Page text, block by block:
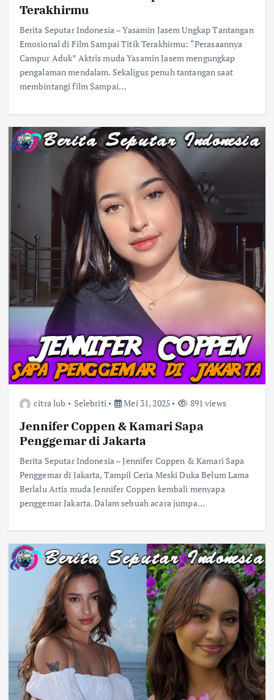
Terakhirmu
Berita Seputar Indonesia – Yasamin Jasem Ungkap Tantangan
Emosional di Film Sampai Titik Terakhirmu: “Perasaannya
Campur Aduk” Aktris muda Yasamin Jasem mengungkap
pengalaman mendalam. Sekaligus penuh tantangan saat
membintangi film Sampai…
citra lub Selebriti Mei 31, 2025 891 views
Jennifer Coppen & Kamari Sapa
Penggemar di Jakarta
Berita Seputar Indonesia – Jennifer Coppen & Kamari Sapa
Penggemar di Jakarta, Tampil Ceria Meski Duka Belum Lama
Berlalu Artis muda Jennifer Coppen kembali menyapa
penggemar Jakarta. Dalam sebuah acara jumpa…